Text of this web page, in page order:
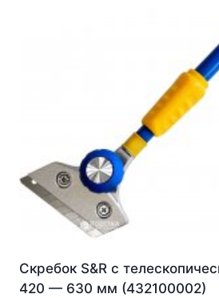
Скребок S&R с
420 — 630 мм (432100002)